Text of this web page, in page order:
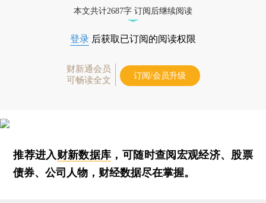
本文共计2687字 订阅后继续阅读
登录 后获取已订阅的阅读权限
财新通会员
可畅读全文
订阅/会员升级
推荐进入财新数据库 ，可随时查阅宏观经济、股票
债券、公司人物，财经数据尽在掌握。